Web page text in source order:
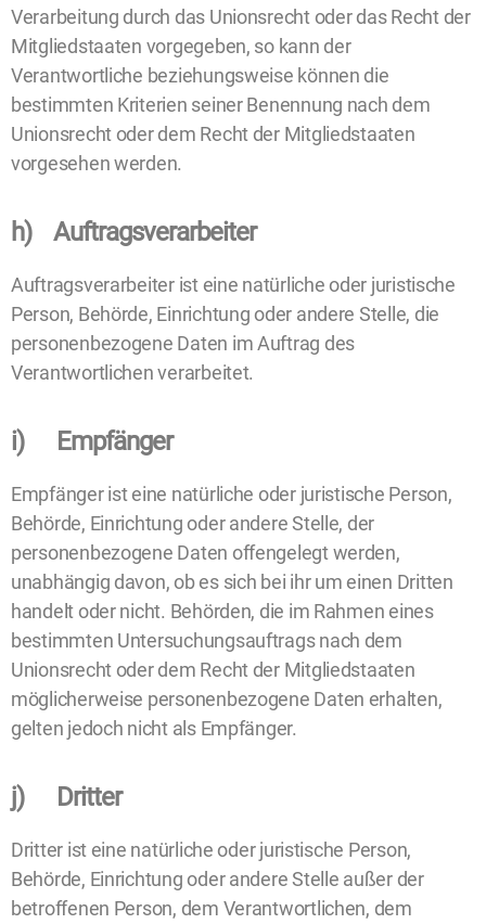
Verarbeitung durch das Unionsrecht oder das Recht der
Mitgliedstaaten vorgegeben, so kann der
Verantwortliche beziehungsweise können die
bestimmten Kriterien seiner Benennung nach dem
Unionsrecht oder dem Recht der Mitgliedstaaten
vorgesehen werden.
h) Auftragsverarbeiter
Auftragsverarbeiter ist eine natürliche oder juristische
Person, Behörde, Einrichtung oder andere Stelle, die
personenbezogene Daten im Auftrag des
Verantwortlichen verarbeitet.
i) Empfänger
Empfänger ist eine natürliche oder juristische Person,
Behörde, Einrichtung oder andere Stelle, der
personenbezogene Daten offengelegt werden,
unabhängig davon, ob es sich bei ihr um einen Dritten
handelt oder nicht. Behörden, die im Rahmen eines
bestimmten Untersuchungsauftrags nach dem
Unionsrecht oder dem Recht der Mitgliedstaaten
möglicherweise personenbezogene Daten erhalten,
gelten jedoch nicht als Empfänger.
j) Dritter
Dritter ist eine natürliche oder juristische Person,
Behörde, Einrichtung oder andere Stelle außer der
betroffenen Person, dem Verantwortlichen, dem